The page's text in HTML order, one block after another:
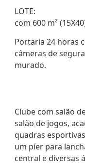
LOTE:
com 600 m²
Portaria 24 horas
câmeras de
murado.
Clube com salão
salão de jogos,
quadras
um píer para
central e diversas